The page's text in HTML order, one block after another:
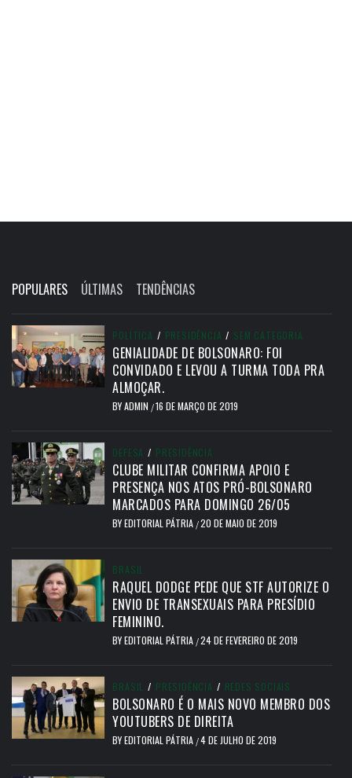
POPULARES ÚLTIMAS TENDÊNCIAS
POLÍTICA / PRESIDÊNCIA / SEM CATEGORIA
GENIALIDADE DE BOLSONARO: FOI
CONVIDADO E LEVOU A TURMA TODA PRA
ALMOÇAR.
BYADMIN /16 DE MARÇO DE 2019
DEFESA / PRESIDÊNCIA
CLUBE MILITAR CONFIRMA APOIO E
PRESENÇA NOS ATOS PRÓ-BOLSONARO
MARCADOS PARA DOMINGO 26/05
BYEDITORIAL PÁTRIA /20 DE MAIO DE 2019
BRASIL
RAQUEL DODGE PEDE QUE STF AUTORIZE O
ENVIO DE TRANSEXUAIS PARA PRESÍDIO
FEMININO.
BYEDITORIAL PÁTRIA /24 DE FEVEREIRO DE 2019
BRASIL / PRESIDÊNCIA / REDES SOCIAIS
BOLSONARO É O MAIS NOVO MEMBRO DOS
YOUTUBERS DE DIREITA
BYEDITORIAL PÁTRIA /4 DE JULHO DE 2019